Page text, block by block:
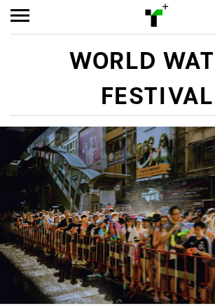
WORLD
FESTIVAL